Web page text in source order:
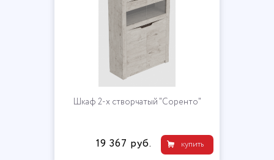
Шкаф 2-х створчатый "Соренто"
купить
19 367 руб.